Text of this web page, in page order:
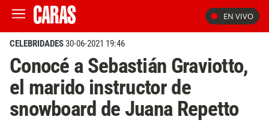
EN VIVO
CELEBRIDADES30-06-2021 19:46
Conocé a Sebastián Graviotto,
el marido instructor de
snowboard de Juana Repetto